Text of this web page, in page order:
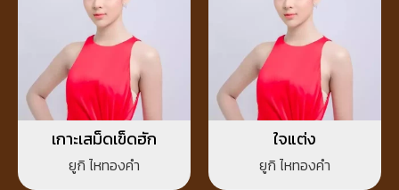
เกาะเสม็ดเข็ดฮัก
ยูกิ ไหทองคำ
ใจแต่ง
ยูกิ ไหทองคำ